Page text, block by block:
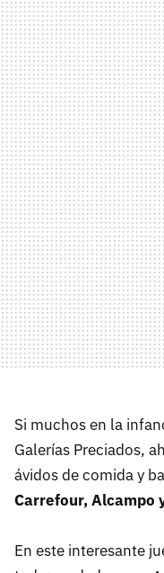
Si muchos en la
Galerías Preciados,
ávidos de comida y
Carrefour, Alcampo
En este interesante